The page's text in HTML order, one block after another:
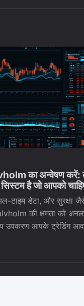
का अन्वेषण करें:
सिस्टम है जो आपको
टाइम डेटा, और सुरक्षा
की क्षमता को
उपकरण आपके ट्रेडिंग